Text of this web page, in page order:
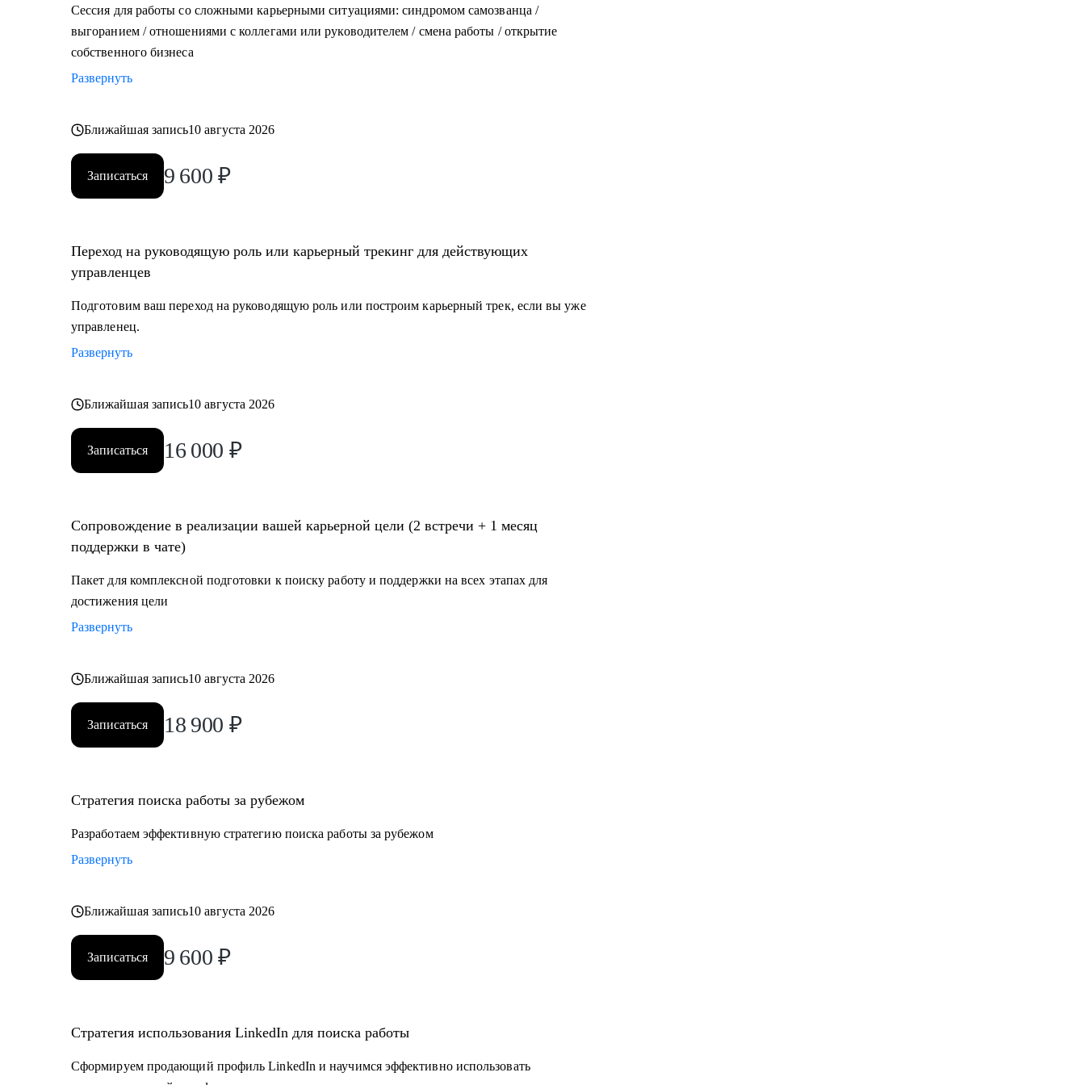
Сессия для работы со сложными карьерными ситуациями: синдромом самозванца /
выгоранием / отношениями с коллегами или руководителем / смена работы / открытие
собственного бизнеса
Развернуть
Ближайшая запись10 августа 2026
Записаться 9 600 ₽
Переход на руководящую роль или карьерный трекинг для действующих
управленцев
Подготовим ваш переход на руководящую роль или построим карьерный трек, если вы уже
управленец.
Развернуть
Ближайшая запись10 августа 2026
Записаться 16 000 ₽
Сопровождение в реализации вашей карьерной цели (2 встречи + 1 месяц
поддержки в чате)
Пакет для комплексной подготовки к поиску работу и поддержки на всех этапах для
достижения цели
Развернуть
Ближайшая запись10 августа 2026
Записаться 18 900 ₽
Стратегия поиска работы за рубежом
Разработаем эффективную стратегию поиска работы за рубежом
Развернуть
Ближайшая запись10 августа 2026
Записаться 9 600 ₽
Стратегия использования LinkedIn для поиска работы
Сформируем продающий профиль LinkedIn и научимся эффективно использовать